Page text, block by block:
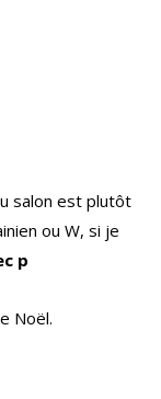
salon est plutôt
ou W, si je
p
Noël.